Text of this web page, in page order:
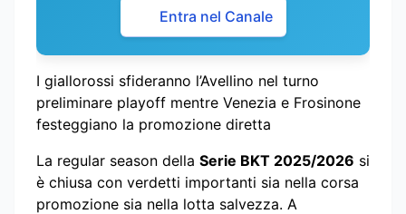
Entra nel Canale
I giallorossi sfideranno l’Avellino nel turno
preliminare playoff mentre Venezia e Frosinone
festeggiano la promozione diretta
La regular season della Serie BKT 2025/2026 si
è chiusa con verdetti importanti sia nella corsa
promozione sia nella lotta salvezza. A